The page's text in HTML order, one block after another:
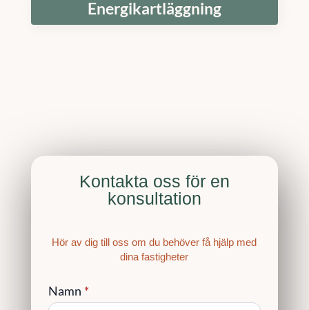
Energikartläggning
Kontakta oss för en
konsultation
Hör av dig till oss om du behöver få hjälp med
dina fastigheter
Namn *